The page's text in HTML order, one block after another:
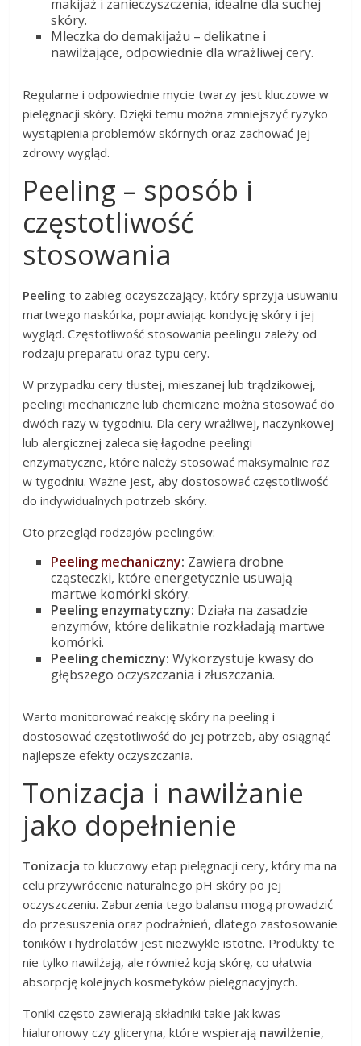
makijaż i zanieczyszczenia, idealne dla suchej
skóry.
Mleczka do demakijażu – delikatne i
nawilżające, odpowiednie dla wrażliwej cery.
Regularne i odpowiednie mycie twarzy jest kluczowe w
pielęgnacji skóry. Dzięki temu można zmniejszyć ryzyko
wystąpienia problemów skórnych oraz zachować jej
zdrowy wygląd.
Peeling – sposób i
częstotliwość
stosowania
Peeling to zabieg oczyszczający, który sprzyja usuwaniu
martwego naskórka, poprawiając kondycję skóry i jej
wygląd. Częstotliwość stosowania peelingu zależy od
rodzaju preparatu oraz typu cery.
W przypadku cery tłustej, mieszanej lub trądzikowej,
peelingi mechaniczne lub chemiczne można stosować do
dwóch razy w tygodniu. Dla cery wrażliwej, naczynkowej
lub alergicznej zaleca się łagodne peelingi
enzymatyczne, które należy stosować maksymalnie raz
w tygodniu. Ważne jest, aby dostosować częstotliwość
do indywidualnych potrzeb skóry.
Oto przegląd rodzajów peelingów:
Peeling mechaniczny: Zawiera drobne
cząsteczki, które energetycznie usuwają
martwe komórki skóry.
Peeling enzymatyczny: Działa na zasadzie
enzymów, które delikatnie rozkładają martwe
komórki.
Peeling chemiczny: Wykorzystuje kwasy do
głębszego oczyszczania i złuszczania.
Warto monitorować reakcję skóry na peeling i
dostosować częstotliwość do jej potrzeb, aby osiągnąć
najlepsze efekty oczyszczania.
Tonizacja i nawilżanie
jako dopełnienie
Tonizacja to kluczowy etap pielęgnacji cery, który ma na
celu przywrócenie naturalnego pH skóry po jej
oczyszczeniu. Zaburzenia tego balansu mogą prowadzić
do przesuszenia oraz podrażnień, dlatego zastosowanie
toników i hydrolatów jest niezwykle istotne. Produkty te
nie tylko nawilżają, ale również koją skórę, co ułatwia
absorpcję kolejnych kosmetyków pielęgnacyjnych.
Toniki często zawierają składniki takie jak kwas
hialuronowy czy gliceryna, które wspierają nawilżenie,